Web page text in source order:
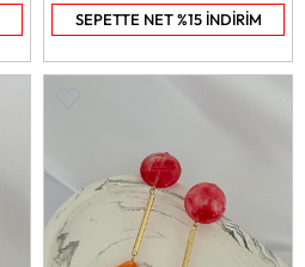
SEPETTE NET %15 İNDİRİM